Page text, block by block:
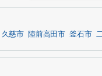
久慈市 陸前高田市 釜石市